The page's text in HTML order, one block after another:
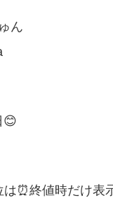
ん
😊
⏰終値時だけ表